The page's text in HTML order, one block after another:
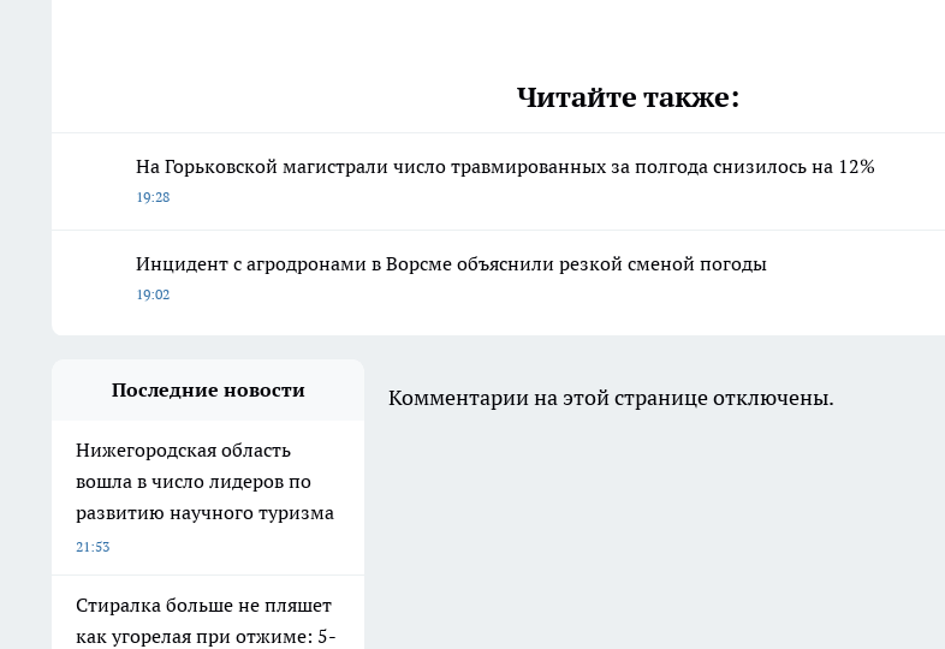
Читайте также:
На Горьковской магистрали число травмированных за полгода снизилось на 12%
19:28
Инцидент с агродронами в Ворсме объяснили резкой сменой погоды
19:02
Последние новости
Нижегородская область
вошла в число лидеров по
развитию научного туризма
21:53
Стиралка больше не пляшет
как угорелая при отжиме: 5-
Комментарии на этой странице отключены.